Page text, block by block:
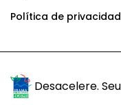
Política de
Desacelere.